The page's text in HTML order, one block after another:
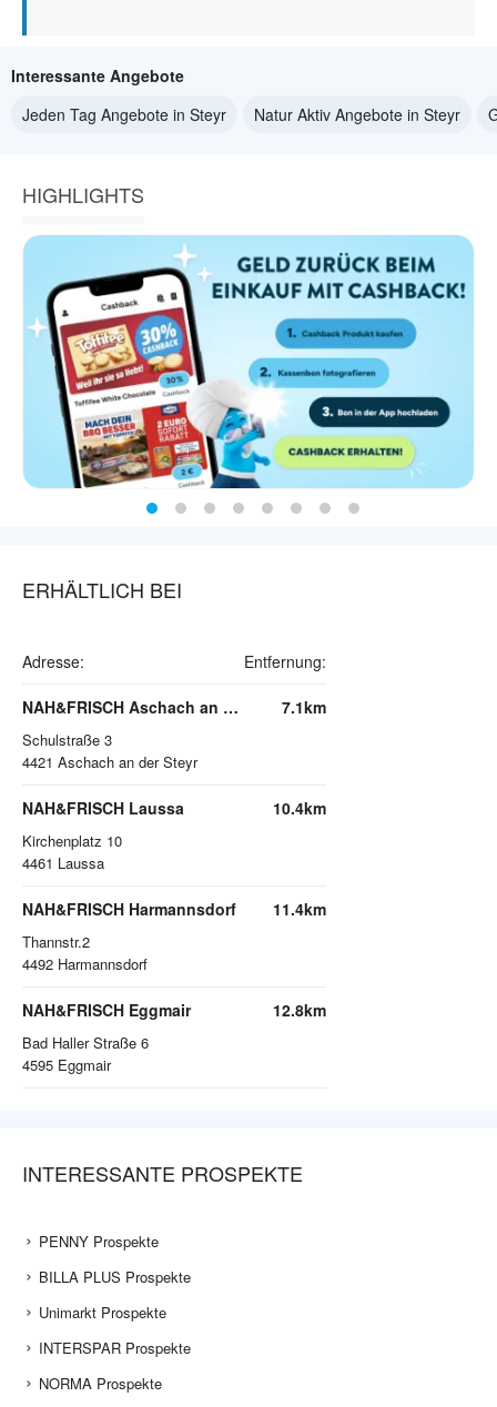
Interessante Angebote
Jeden Tag Angebote in Steyr
Natur Aktiv Angebote in Steyr
HIGHLIGHTS
ERHÄLTLICH BEI
Adresse: Entfernung:
NAH&FRISCH Aschach an der Steyr
Schulstraße 3
4421 Aschach an der Steyr
7.1km
NAH&FRISCH Laussa
Kirchenplatz 10
4461 Laussa
10.4km
NAH&FRISCH Harmannsdorf
Thannstr.2
4492 Harmannsdorf
11.4km
NAH&FRISCH Eggmair
Bad Haller Straße 6
4595 Eggmair
12.8km
INTERESSANTE PROSPEKTE
PENNY Prospekte
BILLA PLUS Prospekte
Unimarkt Prospekte
INTERSPAR Prospekte
NORMA Prospekte